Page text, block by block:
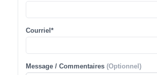
Courriel*
Message / Commentaires (Optionnel)